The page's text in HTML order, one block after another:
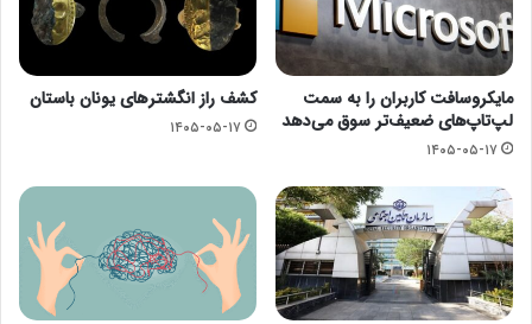
مایکروسافت کاربران را به سمت
لپ‌تاپ‌های ضعیف‌تر سوق می‌دهد
۱۴۰۵-۰۵-۱۷
کشف راز انگشترهای یونان باستان
۱۴۰۵-۰۵-۱۷